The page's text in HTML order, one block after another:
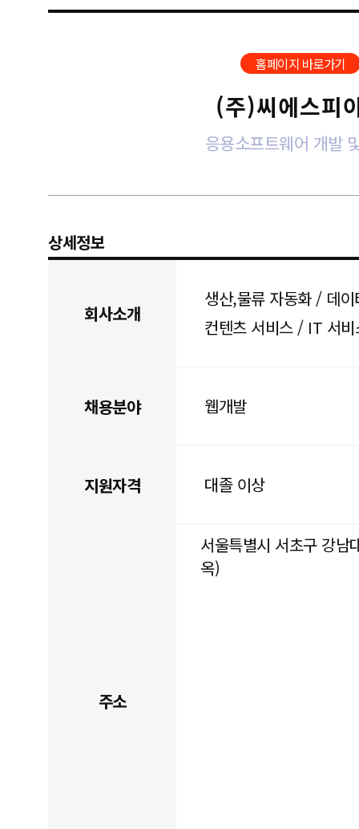
홈페이지 바로가기
(주)씨에스피
응용소프트웨어 개발
상세정보
회사소개
생산,물류 자동화 / 데
컨텐츠 서비스 / IT 서비
채용분야 웹개발
지원자격 대졸 이상
주소
서울특별시 서초구 강
옥)